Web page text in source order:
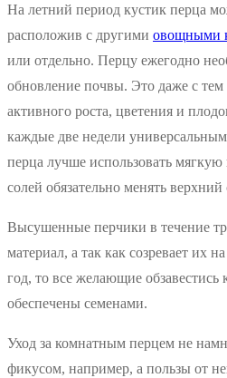
На летний период кустик перца
расположив с другими овощными
или отдельно. Перцу ежегодно
обновление почвы. Это даже с тем
активного роста, цветения и
каждые две недели
перца лучше использовать
солей обязательно менять
Высушенные перчики в течение
материал, а так как созревает их
год, то все желающие
обеспечены семенами.
Уход за комнатным перцем не
фикусом, например, а пользы от